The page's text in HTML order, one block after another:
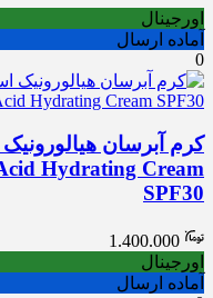
اورجینال
آماده ارسال
0
Hydrating Cream
SPF30
1.400.000
اورجینال
آماده ارسال